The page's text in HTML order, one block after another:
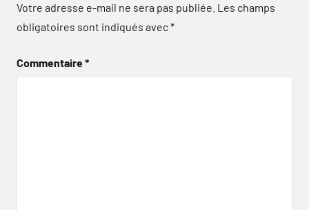
Votre adresse e-mail ne sera pas publiée. Les champs
obligatoires sont indiqués avec*
Commentaire*